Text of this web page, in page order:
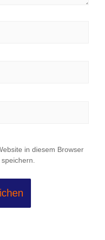
in diesem Browser